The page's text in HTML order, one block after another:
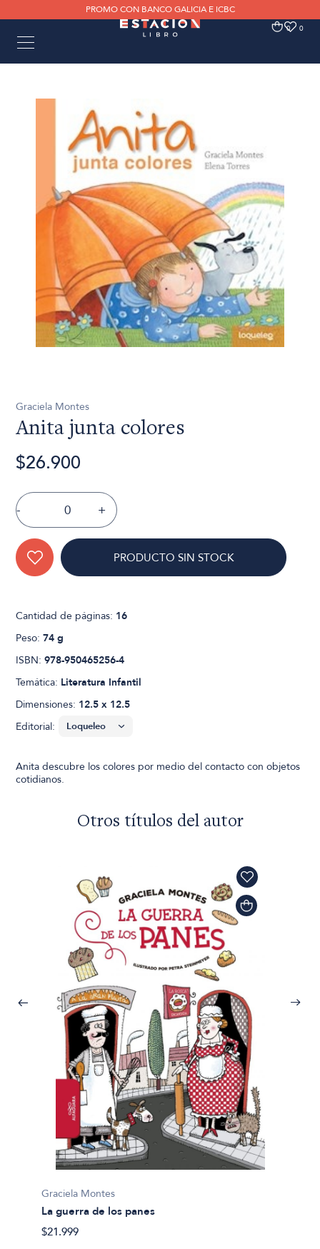
PROMO CON BANCO GALICIA E ICBC
0 0
Graciela Montes
Anita junta colores
$26.900
- +
PRODUCTO SIN STOCK
Cantidad de páginas: 16
Peso:74 g
ISBN:978-950465256-4
Temática: Literatura Infantil
Dimensiones: 12.5 x 12.5
Editorial:
Anita descubre los colores por medio del contacto con objetos
cotidianos.
Otros títulos del autor
Graciela Montes
La guerra de los panes
$21.999